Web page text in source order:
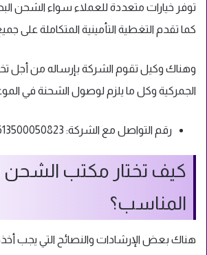
توفر خيارات متعددة للعملاء سواء الشحن
كما تقدم التغطية التأمينية المتكاملة على
وهناك وكيل تقوم الشركة بإرساله من أجل
الجمركية وكل ما يلزم لوصول الشحنة في
رقم التواصل مع الشركة: 8613500050823+
كيف تختار مكتب
المناسب؟
هناك بعض الإرشادات والنصائح التي يجب